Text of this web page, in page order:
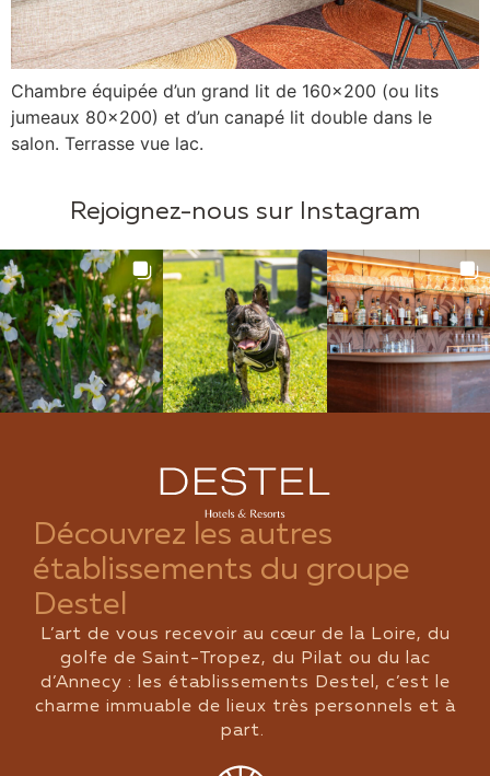
Chambre équipée d’un grand lit de 160×200 (ou lits
jumeaux 80×200) et d’un canapé lit double dans le
salon. Terrasse vue lac.
Rejoignez-nous sur Instagram
Découvrez les autres
établissements du groupe
Destel
L’art de vous recevoir au cœur de la Loire, du
golfe de Saint-Tropez, du Pilat ou du lac
d’Annecy : les établissements Destel, c’est le
charme immuable de lieux très personnels et à
part.